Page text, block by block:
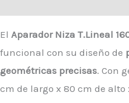
El Aparador Niza T.Lineal
funcional con su diseño de
geométricas precisas. Con
cm de largo x 80 cm de alto